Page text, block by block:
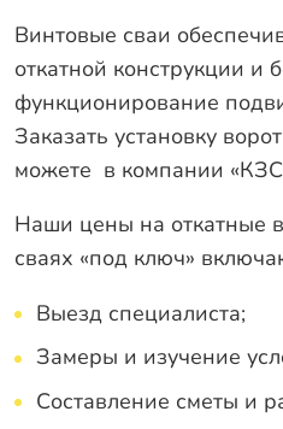
Винтовые сваи
откатной конструкции и
функционирование
Заказать установку
можете в компании
Наши цены на откатные
сваях «под ключ»
Выезд специалиста;
Замеры и изучение
Составление сметы и